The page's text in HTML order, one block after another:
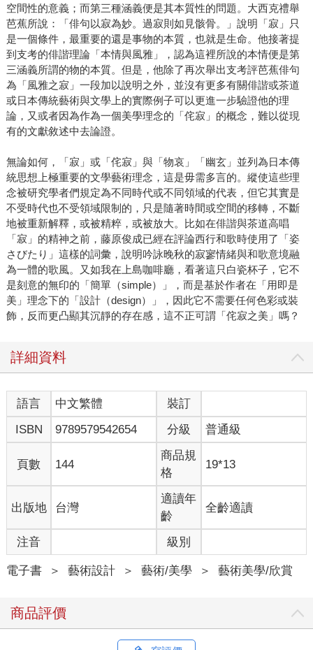
空間性的意義；而第三種涵義便是其本質性的問題。大西克禮舉
芭蕉所說：「俳句以寂為妙。過寂則如見骸骨。」說明「寂」只
是一個條件，最重要的還是事物的本質，也就是生命。他接著提
到支考的俳諧理論「本情與風雅」，認為這裡所說的本情便是第
三涵義所謂的物的本質。但是，他除了再次舉出支考評芭蕉俳句
為「風雅之寂」一段加以說明之外，並沒有更多有關俳諧或茶道
或日本傳統藝術與文學上的實際例子可以更進一步驗證他的理
論，又或者因為作為一個美學理念的「侘寂」的概念，難以從現
有的文獻敘述中去論證。
無論如何，「寂」或「侘寂」與「物哀」「幽玄」並列為日本傳
統思想上極重要的文學藝術理念，這是毋需多言的。縱使這些理
念被研究學者們規定為不同時代或不同領域的代表，但它其實是
不受時代也不受領域限制的，只是隨著時間或空間的移轉，不斷
地被重新解釋，或被精粹，或被放大。比如在俳諧與茶道高唱
「寂」的精神之前，藤原俊成已經在評論西行和歌時使用了「姿
さびたり」這樣的詞彙，說明吟詠晚秋的寂寥情緒與和歌意境融
為一體的歌風。又如我在上島咖啡廳，看著這只白瓷杯子，它不
是刻意的無印的「簡單（simple）」，而是基於作者在「用即是
美」理念下的「設計（design）」，因此它不需要任何色彩或裝
飾，反而更凸顯其沉靜的存在感，這不正可謂「侘寂之美」嗎？
詳細資料
語言 中文繁體
裝訂
ISBN
9789579542654 分級 普通級
頁數 144
商品規
格
19*13
出版地 台灣
適讀年
齡
全齡適讀
注音 級別
電子書 ＞ 藝術設計 ＞ 藝術/美學 ＞ 藝術美學/欣賞
商品評價